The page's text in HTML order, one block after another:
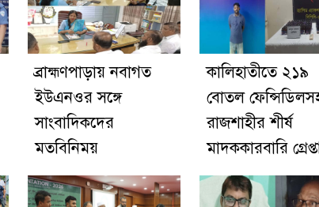
ব্রাহ্মণপাড়ায় নবাগত
ইউএনওর সঙ্গে
সাংবাদিকদের
মতবিনিময়
কালিহাতীতে ২১৯
বোতল
রাজশাহীর শীর্ষ
মাদককারবারি